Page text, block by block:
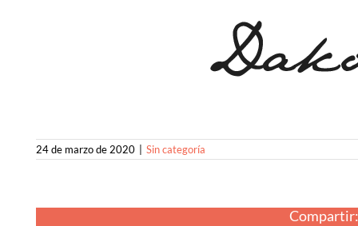
24 de marzo de 2020 Sin categoría
Compartir: